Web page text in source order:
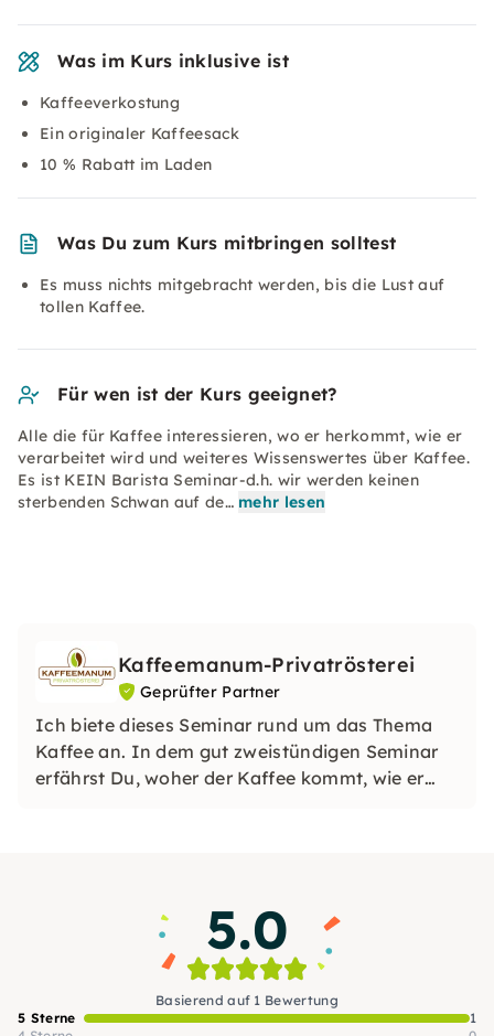
Was im Kurs inklusive ist
Kaffeeverkostung
Ein originaler Kaffeesack
10 % Rabatt im Laden
Was Du zum Kurs mitbringen solltest
Es muss nichts mitgebracht werden, bis die Lust auf
tollen Kaffee.
Für wen ist der Kurs geeignet?
Alle die für Kaffee interessieren, wo er herkommt, wie er
verarbeitet wird und weiteres Wissenswertes über Kaffee.
Es ist KEIN Barista Seminar-d.h. wir werden keinen
sterbenden Schwan auf de… mehr lesen
Kaffeemanum-Privatrösterei
Geprüfter Partner
Ich biete dieses Seminar rund um das Thema
Kaffee an. In dem gut zweistündigen Seminar
erfährst Du, woher der Kaffee kommt, wie er
5.0
Basierend auf 1 Bewertung
5 Sterne
1